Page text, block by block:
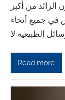
الزائد من أكبر
في جميع أنحاء
Read more